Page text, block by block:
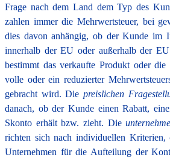
Frage nach dem Land dem Typ des
zahlen immer die Mehrwertsteuer, bei
dies davon anhängig, ob der Kunde im
innerhalb der EU oder außerhalb der
bestimmt das verkaufte Produkt oder
volle oder ein reduzierter
gebracht wird. Die preislichen
danach, ob der Kunde einen Rabatt,
Skonto erhält bzw. zieht. Die
richten sich nach individuellen Kriterien,
Unternehmen für die Aufteilung der